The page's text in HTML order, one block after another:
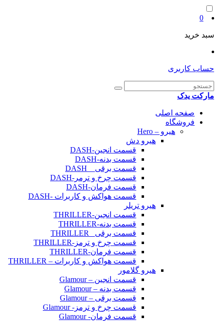
0
سبد خرید
حساب کاربری
مارکت یدک
صفحه اصلی
فروشگاه
هیرو – Hero
هیرو دش
قسمت انجین-DASH
قسمت بدنه-DASH
قسمت برقی _ DASH
قسمت چرخ و ترمر-DASH
قسمت فرمان-DASH
قسمت هواکش و کاربرات -DASH
هیرو تریلر
قسمت انجین-THRILLER
قسمت بدنه-THRILLER
قسمت برقی _THRILLER
قسمت چرخ و ترمز-THRILLER
قسمت فرمان-THRILLER
قسمت هواکش و کاربرات – THRILLER
هیرو گلامور
قسمت انجین – Glamour
قسمت بدنه – Glamour
قسمت برقی – Glamour
قسمت چرخ و ترمز- Glamour
قسمت فرمان- Glamour